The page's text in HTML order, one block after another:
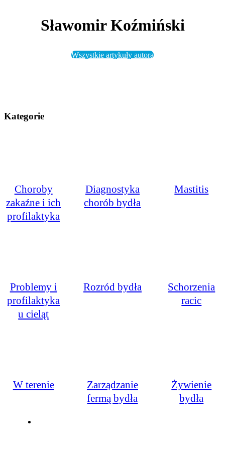
Sławomir Koźmiński
Wszystkie artykuły autora
Kategorie
Choroby
zakaźne i ich
profilaktyka
Diagnostyka
chorób bydła
Mastitis
Problemy i
profilaktyka
u cieląt
Rozród bydła
Schorzenia
racic
W terenie
Zarządzanie
fermą bydła
Żywienie
bydła